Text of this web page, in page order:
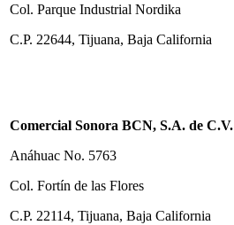
Col. Parque Industrial Nordika
C.P. 22644, Tijuana, Baja California
Comercial Sonora BCN, S.A. de C.V.
Anáhuac No. 5763
Col. Fortín de las Flores
C.P. 22114, Tijuana, Baja California